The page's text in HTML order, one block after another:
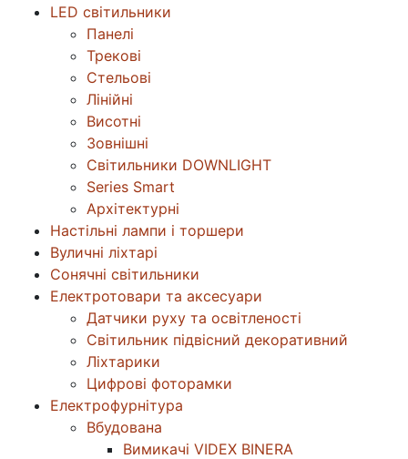
LED світильники
Панелі
Трекові
Стельові
Лінійні
Висотні
Зовнішні
Світильники DOWNLIGHT
Series Smart
Архітектурні
Настільні лампи і торшери
Вуличні ліхтарі
Сонячні світильники
Електротовари та аксесуари
Датчики руху та освітленості
Світильник підвісний декоративний
Ліхтарики
Цифрові фоторамки
Електрофурнітура
Вбудована
Вимикачі VIDEX BINERA